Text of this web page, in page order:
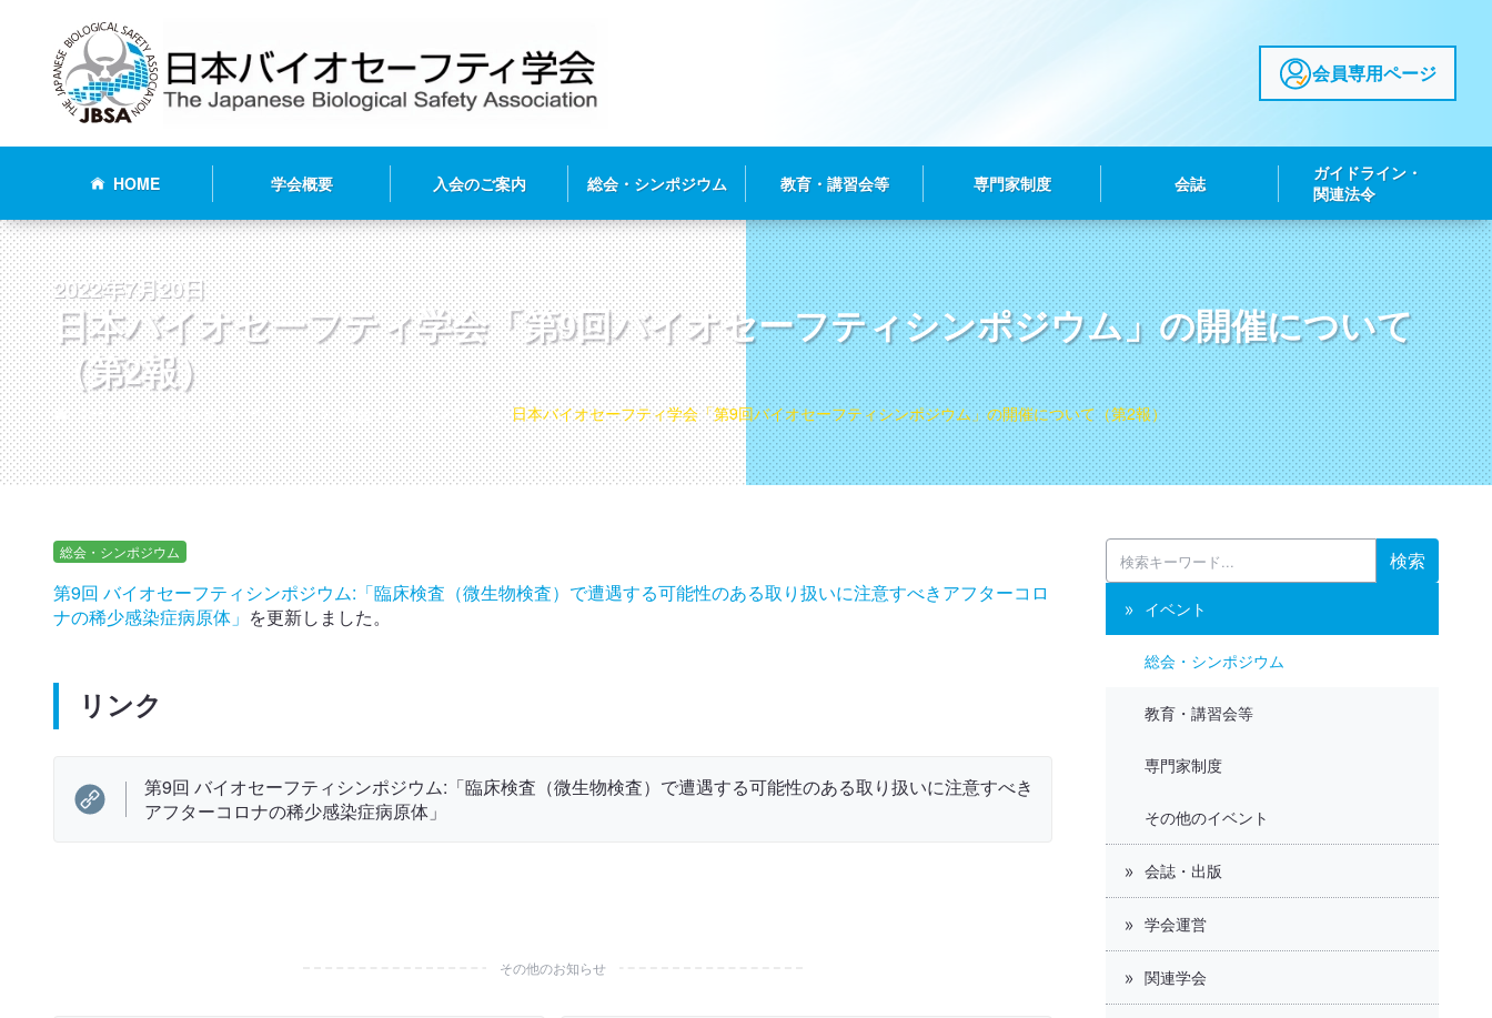
会員専用ページ
HOME 学会概要 入会のご案内 総会・シンポジウム 教育・講習会等 専門家制度 会誌
ガイドライン・
関連法令
2022年7月20日
日本バイオセーフティ学会「第9回バイオセーフティシンポジウム」の開催について
（第2報）
ホーム お知らせ イベント 総会・シンポジウム 日本バイオセーフティ学会「第9回バイオセーフティシンポジウム」の開催について（第2報）
総会・シンポジウム
第9回 バイオセーフティシンポジウム:「臨床検査（微生物検査）で遭遇する可能性のある取り扱いに注意すべきアフターコロ
ナの稀少感染症病原体」 を更新しました。
リンク
第9回 バイオセーフティシンポジウム:「臨床検査（微生物検査）で遭遇する可能性のある取り扱いに注意すべき
アフターコロナの稀少感染症病原体」
その他のお知らせ
検索
イベント
総会・シンポジウム
教育・講習会等
専門家制度
その他のイベント
会誌・出版
学会運営
関連学会